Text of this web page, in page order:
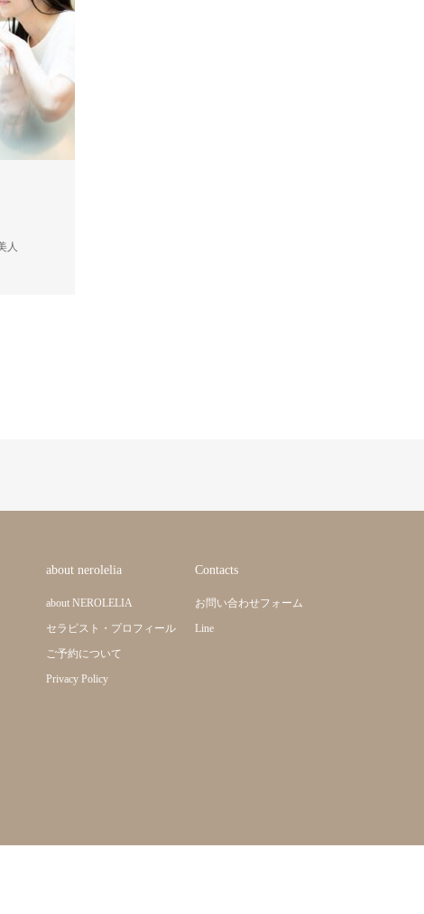
人
about nerolelia
about NEROLELIA
セラピスト・プロフィール
ご予約について
Privacy Policy
Contacts
お問い合わせフォーム
Line